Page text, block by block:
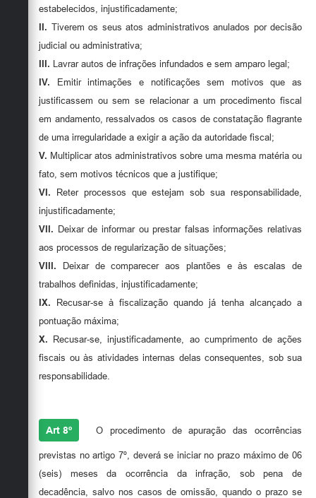
estabelecidos, injustificadamente;
II. Tiverem os seus atos administrativos anulados por decisão
judicial ou administrativa;
III. Lavrar autos de infrações infundados e sem amparo legal;
IV. Emitir intimações e notificações sem motivos que as
justificassem ou sem se relacionar a um procedimento fiscal
em andamento, ressalvados os casos de constatação ﬂagrante
de uma irregularidade a exigir a ação da autoridade fiscal;
V. Multiplicar atos administrativos sobre uma mesma matéria ou
fato, sem motivos técnicos que a justifique;
VI. Reter processos que estejam sob sua responsabilidade,
injustificadamente;
VII. Deixar de informar ou prestar falsas informações relativas
aos processos de regularização de situações;
VIII. Deixar de comparecer aos plantões e às escalas de
trabalhos definidas, injustificadamente;
IX. Recusar-se à fiscalização quando já tenha alcançado a
pontuação máxima;
X. Recusar-se, injustificadamente, ao cumprimento de ações
fiscais ou às atividades internas delas consequentes, sob sua
responsabilidade.
Art 8º O procedimento de apuração das ocorrências
previstas no artigo 7º, deverá se iniciar no prazo máximo de 06
(seis) meses da ocorrência da infração, sob pena de
decadência, salvo nos casos de omissão, quando o prazo se